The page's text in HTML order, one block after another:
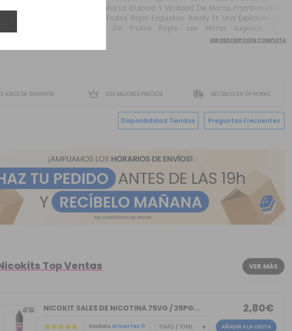
Combina La Dulzura Y Vitalidad De Moras, Frambuesas Y
Otros Frutos Rojos Exquisitos. Berrify Es Una Explosión De
Sabor De Frutos Rojos. Las Moras Jugosas, Las
Frambuesas Frescas Y Otros Frutos Rojos Se Combi...
VER DESCRIPCIÓN COMPLETA
3 AÑOS DE GARANTÍA LOS MEJORES PRECIOS RECÍBELO EN 24 HORAS
Disponibilidad Tiendas Preguntas Frecuentes
Top Ventas VER MÁS
NICOKIT SALES DE NICOTINA 75VG / 25PG...
Recíbelo el martes 11
2,80€
AÑADIR A LA CESTA